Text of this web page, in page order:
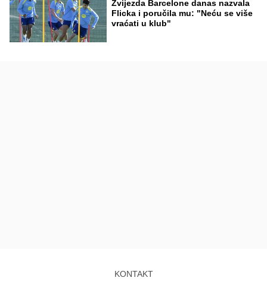
Zvijezda Barcelone danas nazvala
Flicka i poručila mu: "Neću se više
vraćati u klub"
KONTAKT